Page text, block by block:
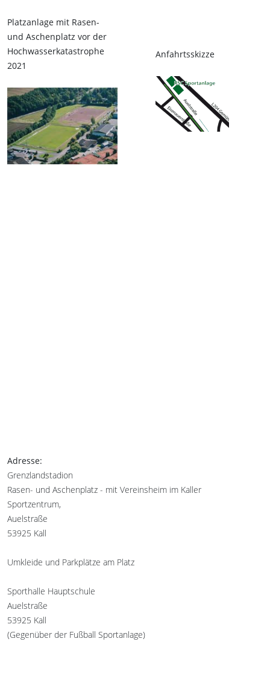
Platzanlage mit Rasen-
und Aschenplatz vor der
Hochwasserkatastrophe
2021
Anfahrtsskizze
Adresse:
Grenzlandstadion
Rasen- und Aschenplatz - mit Vereinsheim im Kaller
Sportzentrum,
Auelstraße
53925 Kall
Umkleide und Parkplätze am Platz
Sporthalle Hauptschule
Auelstraße
53925 Kall
(Gegenüber der Fußball Sportanlage)